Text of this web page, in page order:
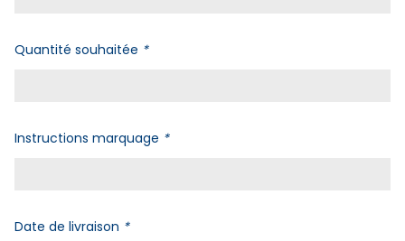
Quantité souhaitée *
Instructions marquage *
Date de livraison *